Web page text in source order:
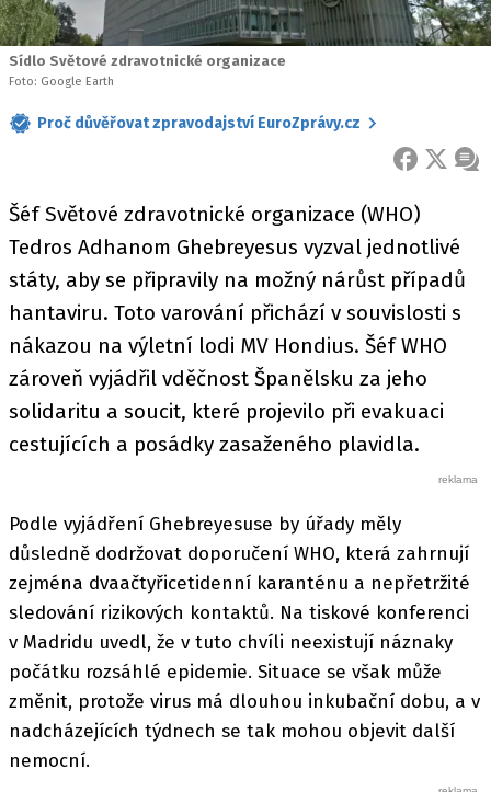
Sídlo Světové zdravotnické organizace
Foto: Google Earth
Proč důvěřovat zpravodajství EuroZprávy.cz
FACEBOOK
X
Šéf Světové zdravotnické organizace (WHO)
Tedros Adhanom Ghebreyesus vyzval jednotlivé
státy, aby se připravily na možný nárůst případů
hantaviru. Toto varování přichází v souvislosti s
nákazou na výletní lodi MV Hondius. Šéf WHO
zároveň vyjádřil vděčnost Španělsku za jeho
solidaritu a soucit, které projevilo při evakuaci
cestujících a posádky zasaženého plavidla.
Podle vyjádření Ghebreyesuse by úřady měly
důsledně dodržovat doporučení WHO, která zahrnují
zejména dvaačtyřicetidenní karanténu a nepřetržité
sledování rizikových kontaktů. Na tiskové konferenci
v Madridu uvedl, že v tuto chvíli neexistují náznaky
počátku rozsáhlé epidemie. Situace se však může
změnit, protože virus má dlouhou inkubační dobu, a v
nadcházejících týdnech se tak mohou objevit další
nemocní.